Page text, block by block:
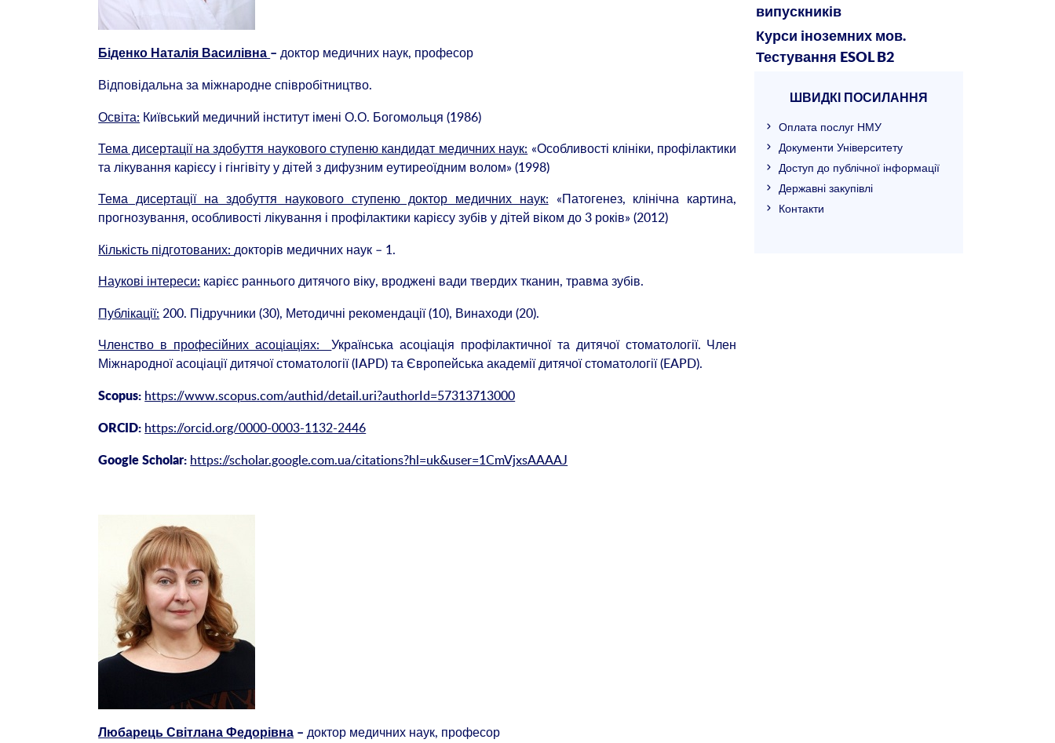
Біденко Наталія Василівна – доктор медичних наук, професор
Відповідальна за міжнародне співробітництво.
Освіта: Київський медичний інститут імені О.О. Богомольця (1986)
Тема дисертації на здобуття наукового ступеню кандидат медичних наук: «Особливості клініки, профілактики
та лікування карієсу і гінгівіту у дітей з дифузним еутиреоїдним волом» (1998)
Тема дисертації на здобуття наукового ступеню доктор медичних наук: «Патогенез, клінічна картина,
прогнозування, особливості лікування і профілактики карієсу зубів у дітей віком до 3 років» (2012)
Кількість підготованих:докторів медичних наук – 1.
Наукові інтереси: карієс раннього дитячого віку, вроджені вади твердих тканин, травма зубів.
Публікації: 200. Підручники (30), Методичні рекомендації (10), Винаходи (20).
Членство в професійних асоціаціях:Українська асоціація профілактичної та дитячої стоматології. Член
Міжнародної асоціації дитячої стоматології (IAPD) та Європейська академії дитячої стоматології (EAPD).
Scopus: https://www.scopus.com/authid/detail.uri?authorId=57313713000
ORCID: https://orcid.org/0000-0003-1132-2446
Google Scholar: https://scholar.google.com.ua/citations?hl=uk&user=1CmVjxsAAAAJ
Любарець Світлана Федорівна – доктор медичних наук, професор
випускників
Курси іноземних мов.
Тестування ESOL B2
ШВИДКІ ПОСИЛАННЯ
Оплата послуг НМУ
Документи Університету
Доступ до публічної інформації
Державні закупівлі
Контакти